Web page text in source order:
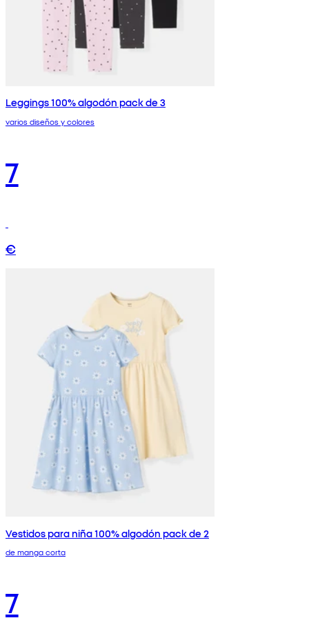
Leggings 100% algodón pack de 3
varios diseños y colores
7
€
Vestidos para niña 100% algodón pack de 2
de manga corta
7